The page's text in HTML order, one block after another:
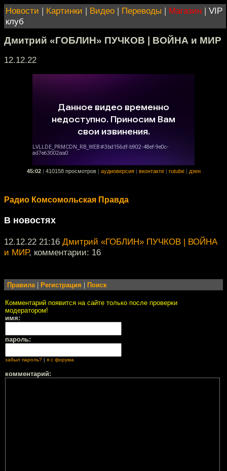
Новости | Картинки | Видео | Переводы | Магазин | VIP
клуб
Дмитрий «ГОБЛИН» ПУЧКОВ | ВОЙНА и МИР
12.12.22
45:02 410158 просмотров аудиоверсия вконтакте rutube дзен
Радио Комсомольская Правда
В новостях
12.12.22 21:16 Дмитрий «ГОБЛИН» ПУЧКОВ | ВОЙНА
и МИР, комментарии: 16
Правила| Регистрация Поиск
Комментарий появится на сайте только после проверки
модератором!
имя:
пароль:
забыл пароль? я с форума
комментарий: